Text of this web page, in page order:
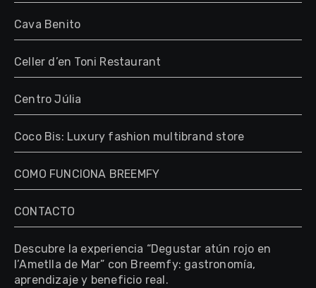
Cava Benito
Celler d’en Toni Restaurant
Centro Júlia
Coco Bis: Luxury fashion multibrand store
COMO FUNCIONA BREEMFY
CONTACTO
Descubre la experiencia “Degustar atún rojo en
l’Ametlla de Mar” con Breemfy: gastronomía,
aprendizaje y beneficio real.